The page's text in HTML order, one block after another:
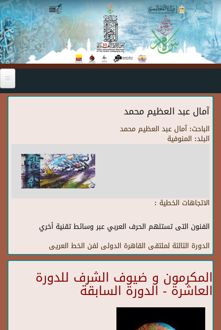
Skip to main content
آمال عبد العظيم محمد
الباحث:آمال عبد العظيم محمد
البلد: المنوفية
الاتجاهات الخطية :
الفنون التى تستلهم الحرف العربي عبر وسائط تقنية أخري
الدورة الثالثة لملتقى القاهرة الدولى لفن الخط العريى
المكرمون و ضيوف الشرف للدورة
العاشرة - الدورة السابقة